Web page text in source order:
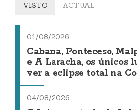
VISTO ACTUAL
01/08/2026
Cabana, Ponteceso,
e A Laracha, os únicos
ver a eclipse total na
04/08/2026